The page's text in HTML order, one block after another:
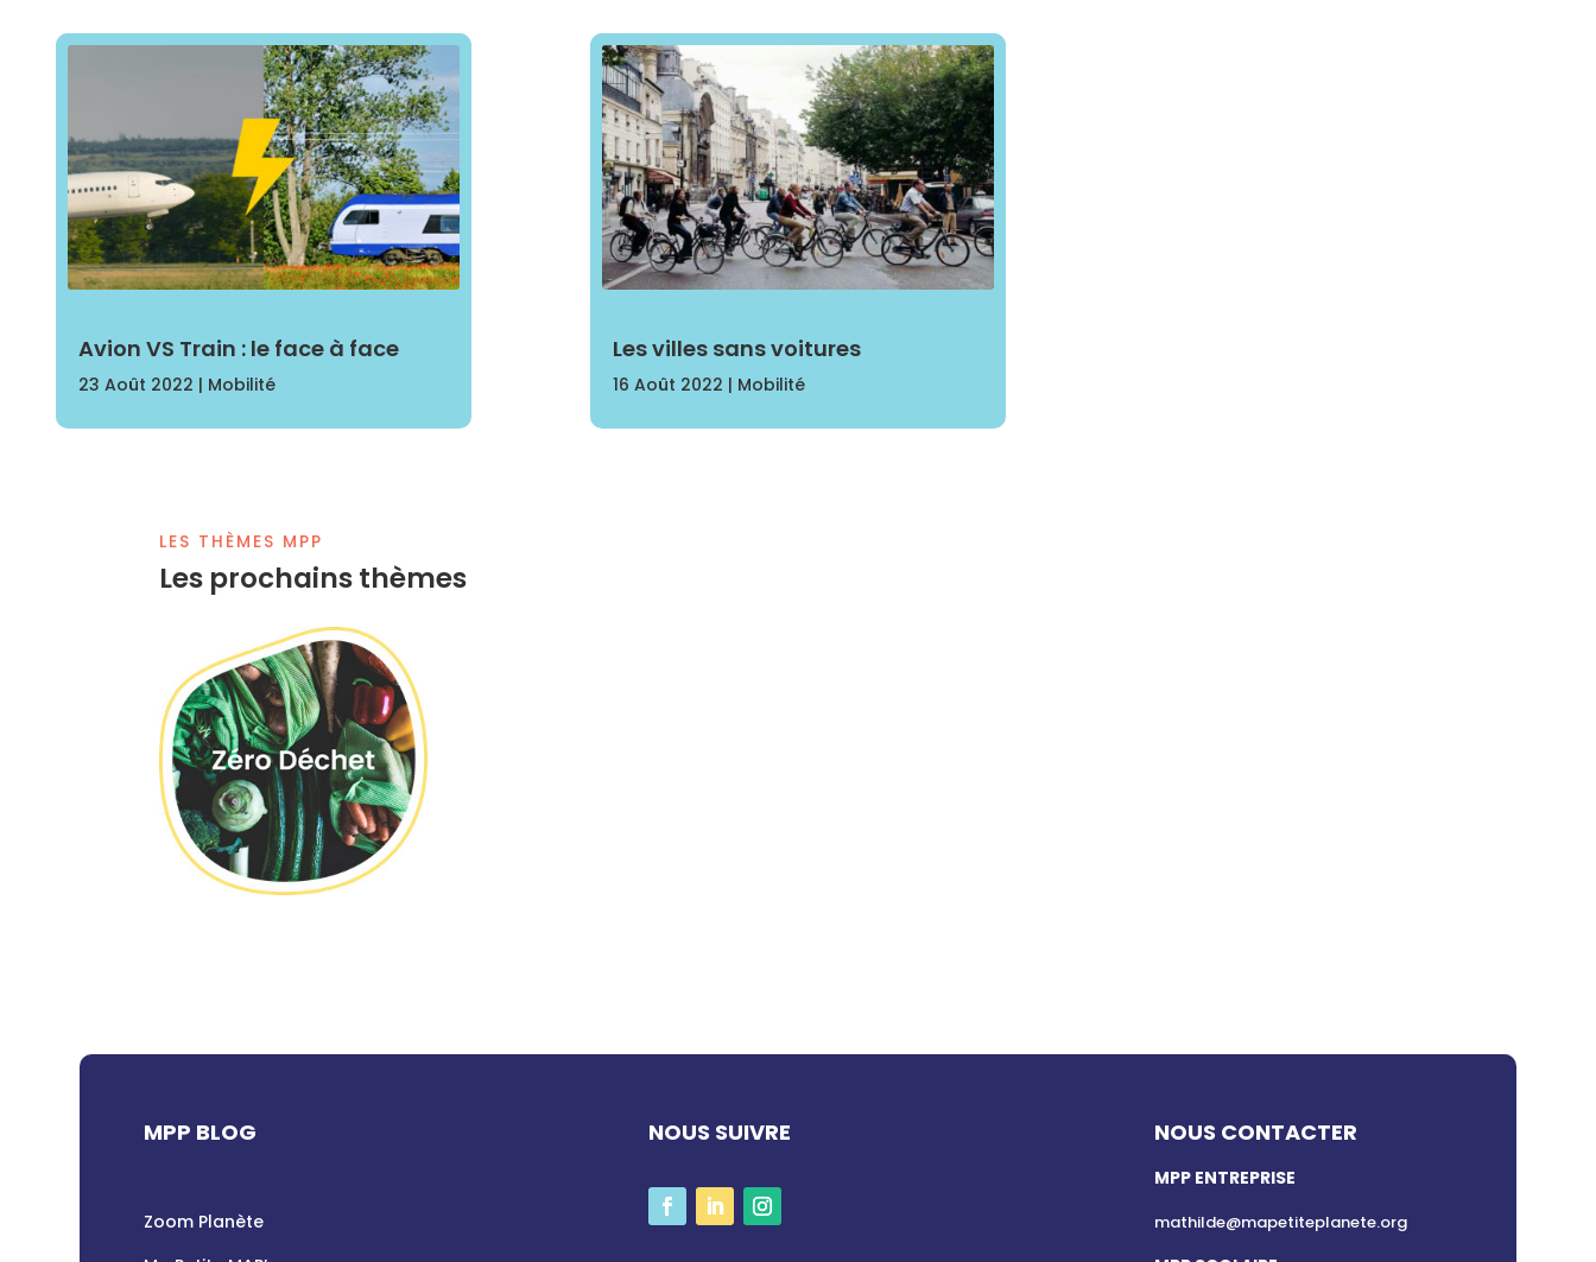
Avion VS Train : le face à face
23 Août 2022 | Mobilité
Les villes sans voitures
16 Août 2022 | Mobilité
LES THÈMES MPP
Les prochains thèmes
MPP BLOG
Zoom Planète
NOUS SUIVRE NOUS CONTACTER
MPP ENTREPRISE
mathilde@mapetiteplanete.org